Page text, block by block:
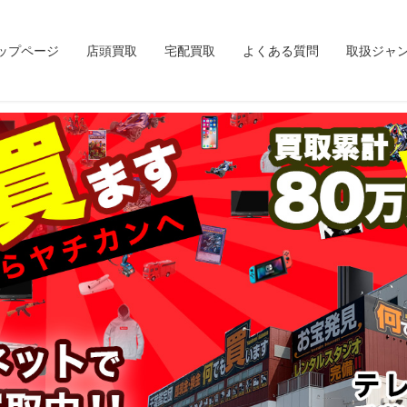
プページ 店頭買取 宅配買取 よくある質問 取扱ジャ